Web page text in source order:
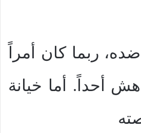
ربما كان أمراً
أحداً. أما خيانة